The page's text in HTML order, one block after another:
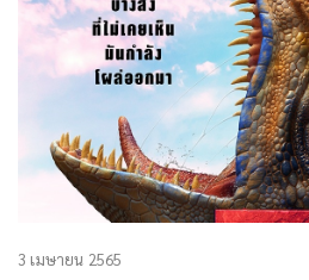
สิ่งผิดๆ แล้วเด็กยุคใหม่จะคิดยังไง!
3 เมษายน 2565